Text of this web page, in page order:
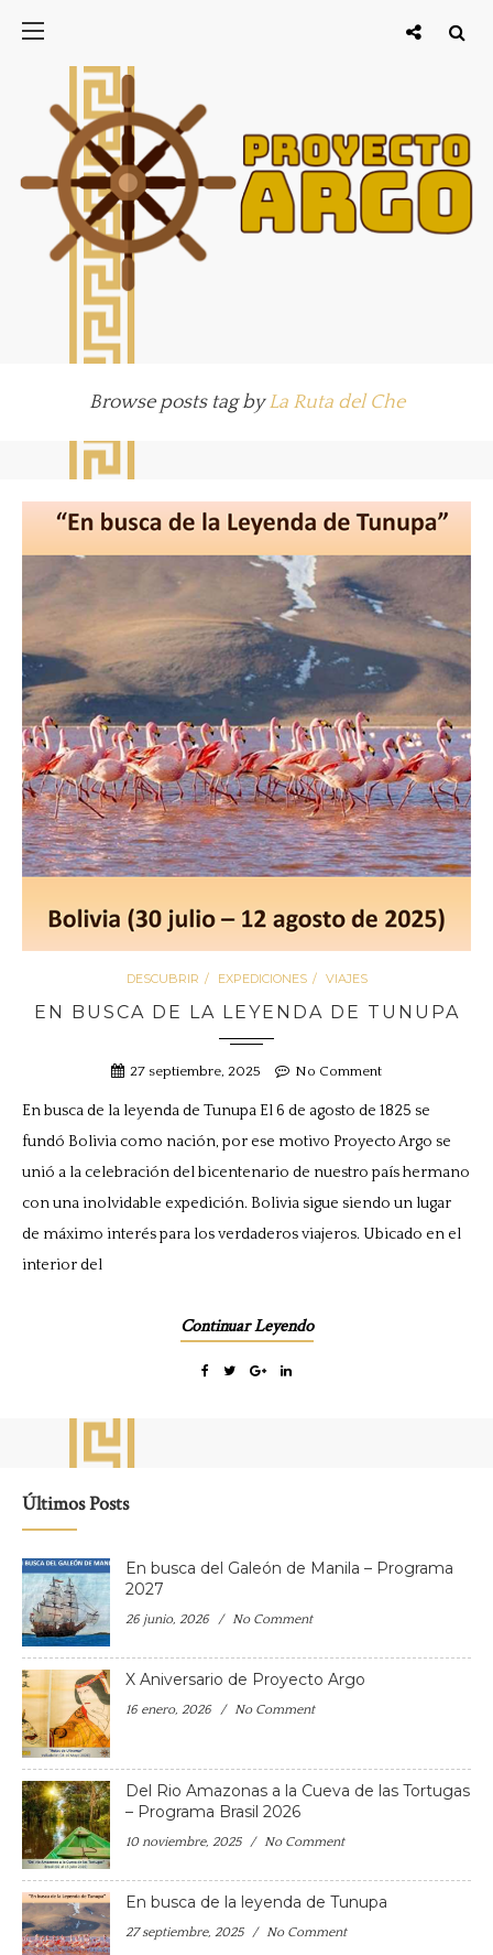
Browse posts tag byLa Ruta del Che
DESCUBRIR EXPEDICIONES VIAJES
EN BUSCA DE LA LEYENDA DE TUNUPA
27 septiembre, 2025 No Comment
En busca de la leyenda de Tunupa El 6 de agosto de 1825 se
fundó Bolivia como nación, por ese motivo Proyecto Argo se
unió a la celebración del bicentenario de nuestro país hermano
con una inolvidable expedición. Bolivia sigue siendo un lugar
de máximo interés para los verdaderos viajeros. Ubicado en el
interior del
Continuar Leyendo
Últimos Posts
En busca del Galeón de Manila – Programa
2027
26 junio, 2026 No Comment
X Aniversario de Proyecto Argo
16 enero, 2026 No Comment
Del Rio Amazonas a la Cueva de las Tortugas
– Programa Brasil 2026
10 noviembre, 2025 No Comment
En busca de la leyenda de Tunupa
27 septiembre, 2025 No Comment